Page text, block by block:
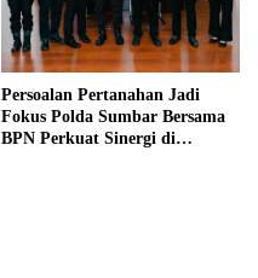
Persoalan Pertanahan Jadi
Fokus Polda Sumbar Bersama
BPN Perkuat Sinergi di